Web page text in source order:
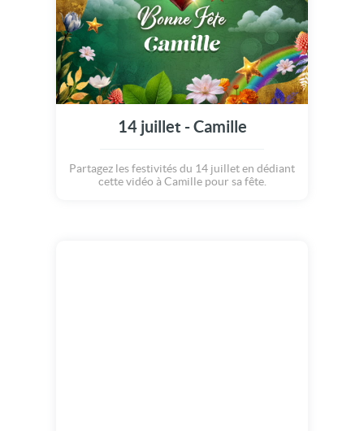
14 juillet - Camille
Partagez les festivités du 14 juillet en dédiant
cette vidéo à Camille pour sa fête.